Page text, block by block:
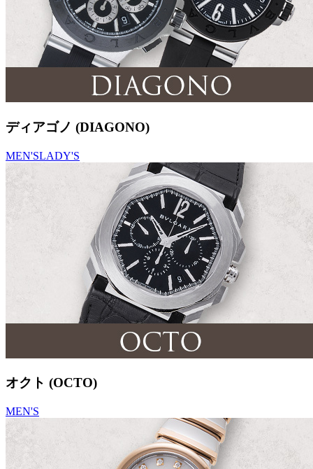
ディアゴノ (DIAGONO)
MEN'SLADY'S
オクト (OCTO)
MEN'S